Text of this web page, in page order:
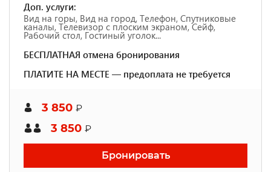
Доп. услуги:
Вид на горы, Вид на город, Телефон, Спутниковые
каналы, Телевизор с плоским экраном, Сейф,
Рабочий стол, Гостиный уголок...
БЕСПЛАТНАЯ отмена бронирования
ПЛАТИТЕ НА МЕСТЕ — предоплата не требуется
3 850 ₽
3 850 ₽
Бронировать